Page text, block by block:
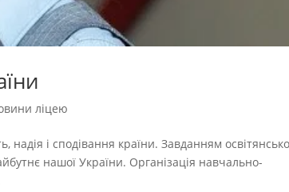
ліцею
надія і сподівання країни. Завданням
нашої України. Організація навчально-